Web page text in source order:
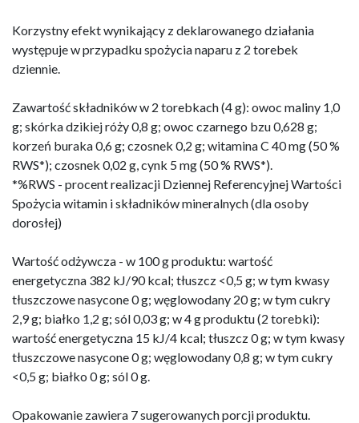
Korzystny efekt wynikający z deklarowanego działania
występuje w przypadku spożycia naparu z 2 torebek
dziennie.
Zawartość składników w 2 torebkach (4 g): owoc maliny 1,0
g; skórka dzikiej róży 0,8 g; owoc czarnego bzu 0,628 g;
korzeń buraka 0,6 g; czosnek 0,2 g; witamina C 40 mg (50 %
RWS*); czosnek 0,02 g, cynk 5 mg (50 % RWS*).
*%RWS - procent realizacji Dziennej Referencyjnej Wartości
Spożycia witamin i składników mineralnych (dla osoby
dorosłej)
Wartość odżywcza - w 100 g produktu: wartość
energetyczna 382 kJ/90 kcal; tłuszcz <0,5 g; w tym kwasy
tłuszczowe nasycone 0 g; węglowodany 20 g; w tym cukry
2,9 g; białko 1,2 g; sól 0,03 g; w 4 g produktu (2 torebki):
wartość energetyczna 15 kJ/4 kcal; tłuszcz 0 g; w tym kwasy
tłuszczowe nasycone 0 g; węglowodany 0,8 g; w tym cukry
<0,5 g; białko 0 g; sól 0 g.
Opakowanie zawiera 7 sugerowanych porcji produktu.